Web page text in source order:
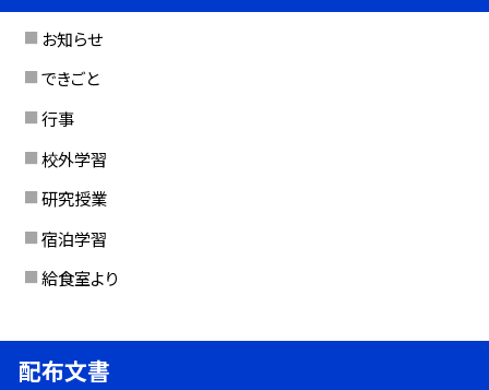
お知らせ
できごと
行事
校外学習
研究授業
宿泊学習
給食室より
配布文書